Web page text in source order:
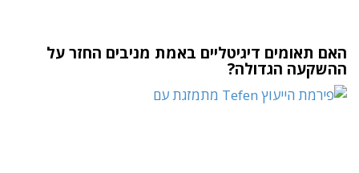
האם תאומים דיגיטליים באמת מניבים החזר על
ההשקעה הגדולה?